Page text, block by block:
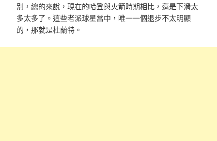
別，總的來說，現在的哈登與火箭時期相比，還是下滑太
多太多了。這些老派球星當中，唯一一個退步不太明顯
的，那就是杜蘭特。